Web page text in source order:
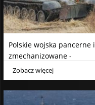
Polskie wojska pancerne i
zmechanizowane -
meandry rozwoju
Zobacz więcej